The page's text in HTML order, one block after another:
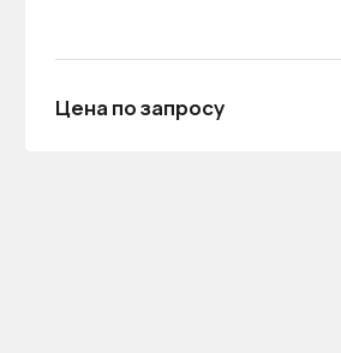
Цена по запросу